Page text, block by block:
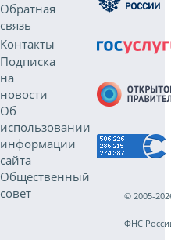
Обратная
связь
Контакты
Подписка
на
новости
Об
использовании
информации
сайта
Общественный
совет
© 2005-
ФНС